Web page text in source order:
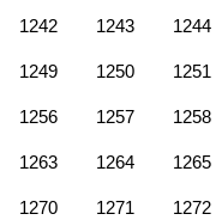
1242 1243 1244
1249 1250 1251
1256 1257 1258
1263 1264 1265
1270 1271 1272